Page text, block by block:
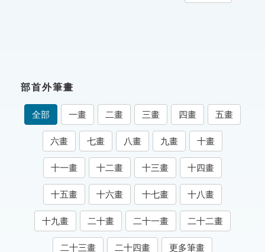
成語故事
索引選單
知識索引
單字索引
生命大百科索引
遊戲專區
部首外筆畫
全部 一畫 二畫 三畫 四畫 五畫
六畫 七畫 八畫 九畫 十畫
十一畫 十二畫 十三畫 十四畫
十五畫 十六畫 十七畫 十八畫
十九畫 二十畫 二十一畫 二十二畫
二十三畫 二十四畫 更多筆畫